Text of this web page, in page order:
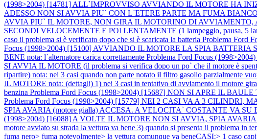
(1998>2004) [14781] ALL`IMPROVVISO AVVIANDO IL MOTORE HA
ADESSO NON SI AVVIA PIU` CON L`ETERE PARTE MA FUMA
AVVIA PIU` IL MOTORE, NON GIRA IL MOTORINO DI AVVIAMENTO,
SECONDI VELOCEMENTE E POI LENTAMENTE (1 lampeggio, pausa, 5
caso il problema si è verificato dopo che si è scaricata la batteria Problema Ford
Focus (1998>2004) [15100] AVVIANDO IL MOTORE LA SPIA
BENE nota: l`alternatore carica correttamente Problema Ford Focus
SI AVVIA IL MOTORE (il problema si verifica dopo un po` che il motore è
ripartire) nota: nei 3 casi quando non parte notato il filtro gasolio parzialmente
IL MOTORE nota: (dettagli) 1) nei 3 casi in tentativo di avviamento il motore
benzina Problema Ford Focus (1998>2004) [15687] NON SI APRE IL
Problema Ford Focus (1998>2004) [15779] NEI 2 CASI VA A 3
SPIA AVARIA (motore gialla) ACCESA. A VELOCITA` COSTANTE VA
(1998>2004) [16088] A VOLTE IL MOTORE NON SI AVVIA, SPIA AVARIA
motore avviato su strada la vettura va bene 3) quando si presenta il problema in
fuma nero> fuma notevolmente> la vettura comunque va beneCASI:> 1 caso